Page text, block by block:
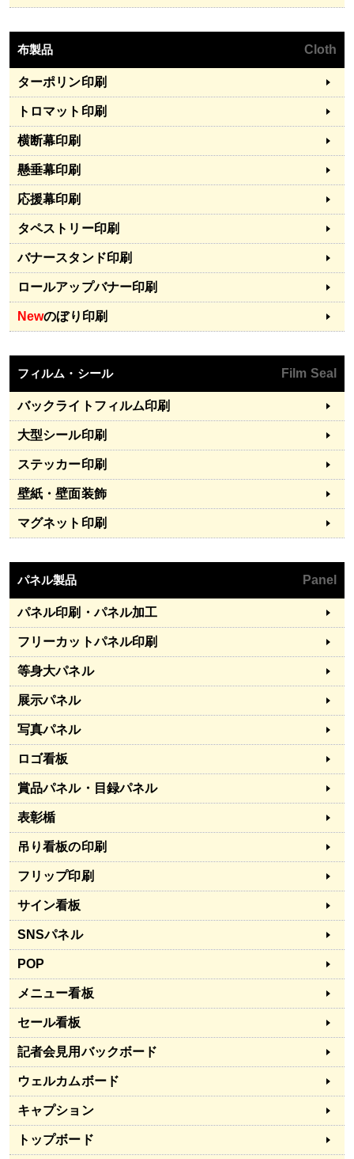
布製品 Cloth
ターポリン印刷
トロマット印刷
横断幕印刷
懸垂幕印刷
応援幕印刷
タペストリー印刷
バナースタンド印刷
ロールアップバナー印刷
Newのぼり印刷
フィルム・シール Film Seal
バックライトフィルム印刷
大型シール印刷
ステッカー印刷
壁紙・壁面装飾
マグネット印刷
パネル製品 Panel
パネル印刷・パネル加工
フリーカットパネル印刷
等身大パネル
展示パネル
写真パネル
ロゴ看板
賞品パネル・目録パネル
表彰楯
吊り看板の印刷
フリップ印刷
サイン看板
SNSパネル
POP
メニュー看板
セール看板
記者会見用バックボード
ウェルカムボード
キャプション
トップボード